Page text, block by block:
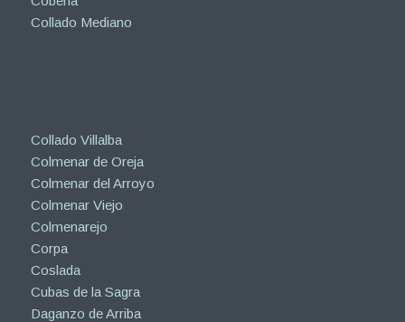
Collado Mediano
Collado Villalba
Colmenar de Oreja
Colmenar del Arroyo
Colmenar Viejo
Colmenarejo
Corpa
Coslada
Cubas de la Sagra
Daganzo de Arriba